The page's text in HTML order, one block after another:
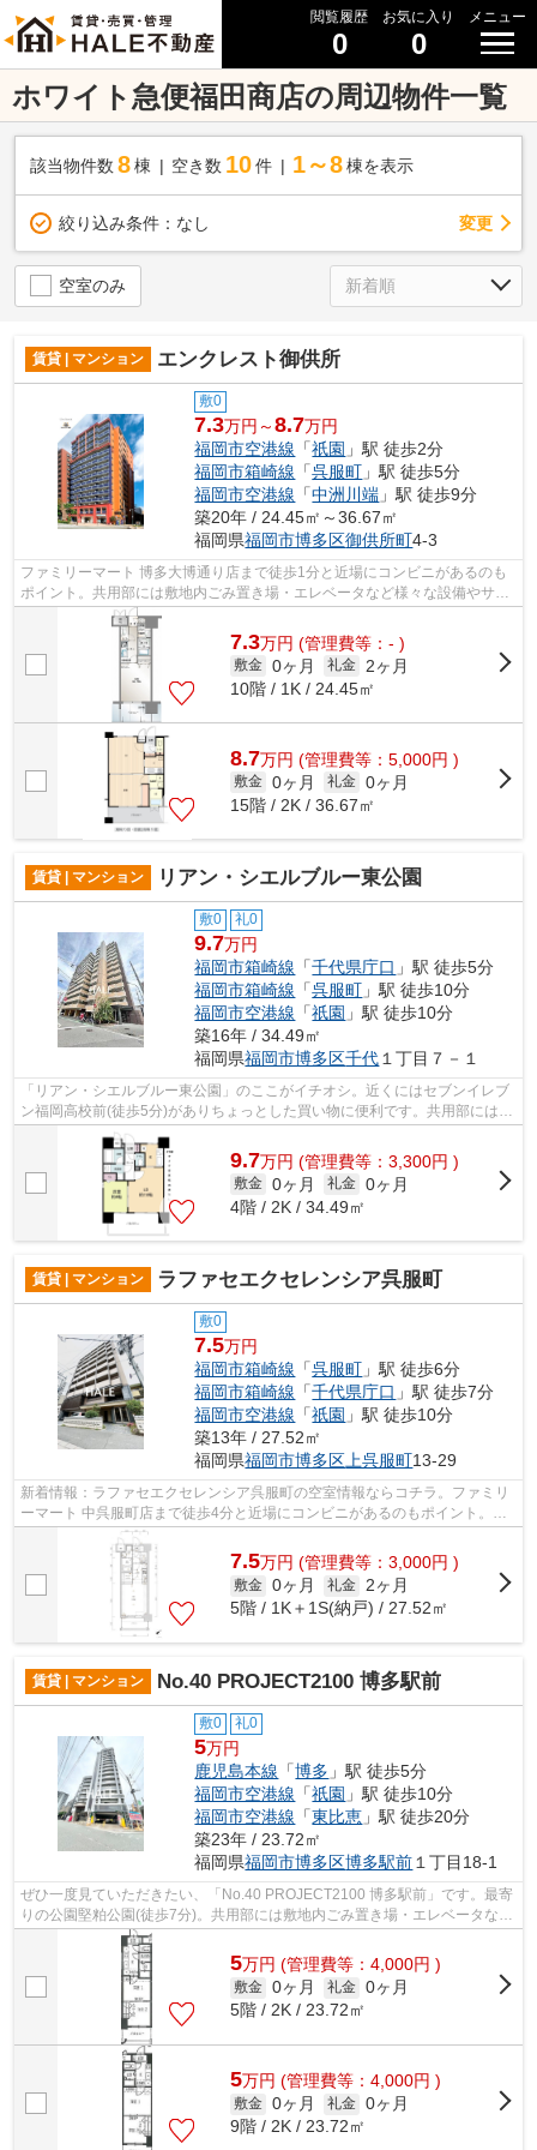
閲覧履歴
0
お気に入り
0
メニュー
ホワイト急便福田商店の周辺物件一覧
該当物件数 8棟 空き数 10 件 1～8 棟を表示
絞り込み条件： なし 変更
空室のみ
賃貸 | マンション エンクレスト御供所
敷0
7.3万円～8.7万円
福岡市空港線 「祇園 」駅 徒歩2分
福岡市箱崎線 「呉服町 」駅 徒歩5分
福岡市空港線 「中洲川端 」駅 徒歩9分
築20年 / 24.45㎡～36.67㎡
福岡県福岡市博多区御供所町4-3
ファミリーマート 博多大博通り店まで徒歩1分と近場にコンビニがあるのも
ポイント。共用部には敷地内ごみ置き場・エレベータなど様々な設備やサー
ビスが揃っているので便利です。ご利...
7.3万円 (管理費等：- )
敷金 0ヶ月 礼金
2ヶ月
10階 / 1K / 24.45㎡
8.7万円 (管理費等：5,000円 )
敷金 0ヶ月 礼金 0ヶ月
15階 / 2K / 36.67㎡
賃貸 | マンション リアン・シエルブルー東公園
敷0 礼0
9.7万円
福岡市箱崎線 「千代県庁口 」駅 徒歩5分
福岡市箱崎線 「呉服町 」駅 徒歩10分
福岡市空港線 「祇園 」駅 徒歩10分
築16年 / 34.49㎡
福岡県福岡市博多区千代 １丁目７－１
「リアン・シエルブルー東公園」のここがイチオシ。近くにはセブンイレブ
ン福岡高校前(徒歩5分)がありちょっとした買い物に便利です。共用部にはエ
レベータ・敷地内ごみ置き場などが備...
9.7万円 (管理費等：3,300円 )
敷金 0ヶ月 礼金 0ヶ月
4階 / 2K / 34.49㎡
賃貸 | マンション ラファセエクセレンシア呉服町
敷0
7.5万円
福岡市箱崎線 「呉服町 」駅 徒歩6分
福岡市箱崎線 「千代県庁口 」駅 徒歩7分
福岡市空港線 「祇園 」駅 徒歩10分
築13年 / 27.52㎡
福岡県福岡市博多区 上呉服町13-29
新着情報：ラファセエクセレンシア呉服町の空室情報ならコチラ。ファミリ
ーマート 中呉服町店まで徒歩4分と近場にコンビニがあるのもポイント。共
用部には敷地内ごみ置き場・エレベー...
7.5万円 (管理費等：3,000円 )
敷金 0ヶ月 礼金 2ヶ月
5階 / 1K＋1S(納戸) / 27.52㎡
賃貸 | マンション No.40 PROJECT2100 博多駅前
敷0 礼0
5万円
鹿児島本線 「博多 」駅 徒歩5分
福岡市空港線 「祇園 」駅 徒歩10分
福岡市空港線 「東比恵 」駅 徒歩20分
築23年 / 23.72㎡
福岡県福岡市博多区博多駅前 １丁目18-1
ぜひ一度見ていただきたい、「No.40 PROJECT2100 博多駅前」です。最寄
りの公園堅粕公園(徒歩7分)。共用部には敷地内ごみ置き場・エレベータなど
が揃っております。こちらは初期費用を...
5万円 (管理費等：4,000円 )
敷金 0ヶ月 礼金 0ヶ月
5階 / 2K / 23.72㎡
5万円 (管理費等：4,000円 )
敷金 0ヶ月 礼金 0ヶ月
9階 / 2K / 23.72㎡